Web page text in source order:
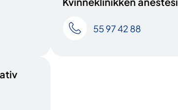
55 97 42 88